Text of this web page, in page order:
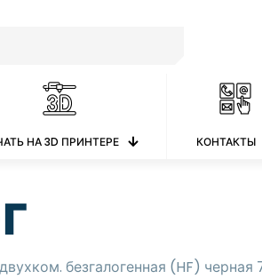
НА 3D ПРИНТЕРЕ КОНТАКТЫ
безгалогенная (HF)